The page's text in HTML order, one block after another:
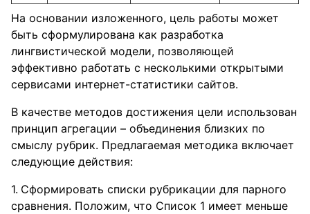
На основании изложенного, цель работы может
быть сформулирована как разработка
лингвистической модели, позволяющей
эффективно работать с несколькими открытыми
сервисами интернет-статистики сайтов.
В качестве методов достижения цели использован
принцип агрегации – объединения близких по
смыслу рубрик. Предлагаемая методика включает
следующие действия:
Сформировать списки рубрикации для парного
сравнения. Положим, что Список 1 имеет меньше